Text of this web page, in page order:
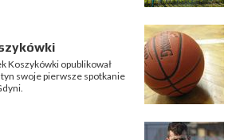
Koszykówki opublikował
swoje pierwsze spotkanie